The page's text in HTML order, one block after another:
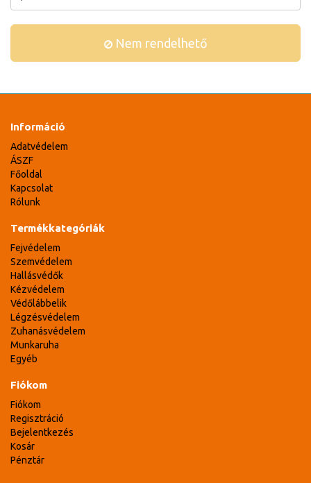
Nem rendelhető
Információ
Adatvédelem
ÁSZF
Főoldal
Kapcsolat
Rólunk
Termékkategóriák
Fejvédelem
Szemvédelem
Hallásvédők
Kézvédelem
Védőlábbelik
Légzésvédelem
Zuhanásvédelem
Munkaruha
Egyéb
Fiókom
Fiókom
Regisztráció
Bejelentkezés
Kosár
Pénztár